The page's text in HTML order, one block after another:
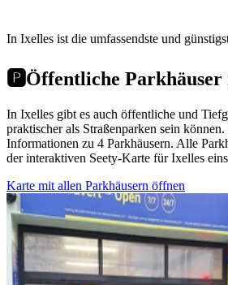
In Ixelles ist die umfassendste und
🅿️Öffentliche Parkhäuser
In Ixelles gibt es auch öffentliche und
praktischer als Straßenparken sein
Informationen zu 4 Parkhäusern. Alle
der interaktiven Seety-Karte für Ixelles
Karte mit allen Parkhäusern öffnen